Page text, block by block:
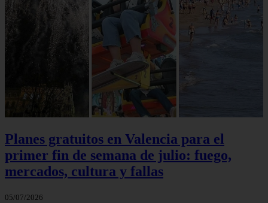
Planes gratuitos en Valencia para el
primer fin de semana de julio: fuego,
mercados, cultura y fallas
05/07/2026